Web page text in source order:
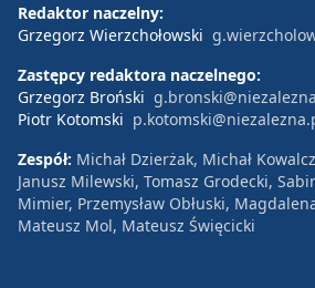
Redaktor naczelny:
Grzegorz Wierzchołowski
Zastępcy redaktora naczelnego:
Grzegorz Broński
Piotr Kotomski
Zespół: Michał Dzierżak, Michał
Janusz Milewski, Tomasz Grodecki,
Mimier, Przemysław Obłuski,
Mateusz Mol, Mateusz Święcicki